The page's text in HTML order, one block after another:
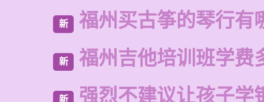
新 福州买古筝的琴行有
新 福州吉他培训班学费
新 强烈不建议让孩子学